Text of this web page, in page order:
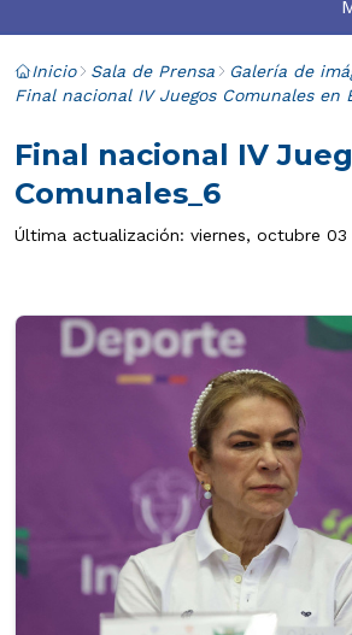
Inicio Sala de Prensa
Galería de
Final nacional IV Juegos Comunales en
Final nacional IV
Comunales_6
Última actualización: viernes, octubre 03